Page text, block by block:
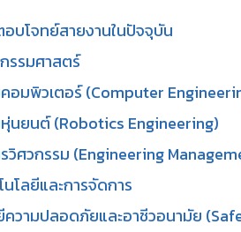
บโจทย์สายงานในปัจจุบัน
รรมศาสตร์
อมพิวเตอร์ (Computer
นยนต์ (Robotics Engineering)
วิศวกรรม (Engineering
โลยีและการจัดการ
ความปลอดภัยและอาชีวอนามัย